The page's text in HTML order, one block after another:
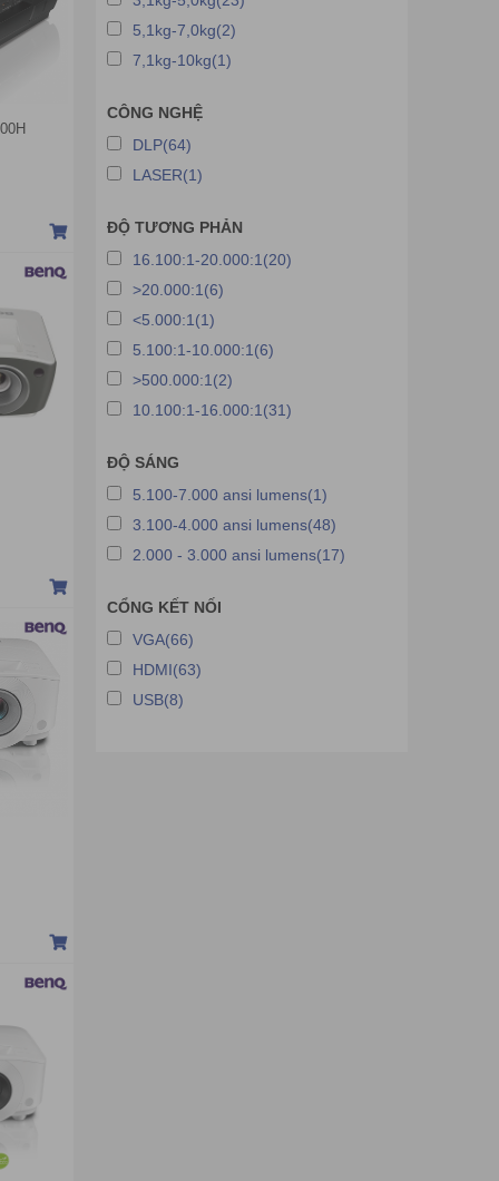
Máy chiếu JMGO
Máy chiếu Android
Máy chiếu H-pec
Máy chiếu Barco
Máy chiếu Hitachi
Máy chiếu Owens
Máy chiếu Sony
Máy chiếu HP
Máy chiếu Roly
Máy chiếu cũ
Máy chiếu Samsung
Máy chiếu Czur
Máy chiếu JCVISION
Máy chiếu HYPERVSN
Máy chiếu VERTEX
5,1kg-7,0kg(2)
7,1kg-10kg(1)
CÔNG NGHỆ
DLP(64)
LASER(1)
ĐỘ TƯƠNG PHẢN
16.100:1-20.000:1(20)
>20.000:1(6)
<5.000:1(1)
5.100:1-10.000:1(6)
>500.000:1(2)
10.100:1-16.000:1(31)
ĐỘ SÁNG
5.100-7.000 ansi lumens(1)
3.100-4.000 ansi lumens(48)
2.000 - 3.000 ansi lumens(17)
CỔNG KẾT NỐI
VGA(66)
HDMI(63)
USB(8)